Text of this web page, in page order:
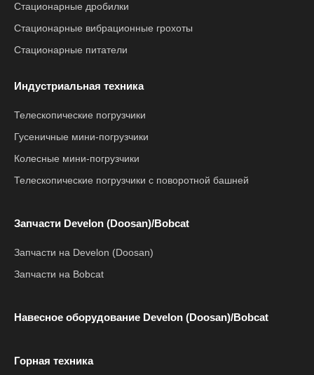
Стационарные дробилки
Стационарные вибрационные грохоты
Стационарные питатели
Индустриальная техника
Телескопические погрузчики
Гусеничные мини-погрузчики
Колесные мини-погрузчики
Телескопические погрузчики с поворотной башней
Запчасти Develon (Doosan)/Bobcat
Запчасти на Develon (Doosan)
Запчасти на Bobcat
Навесное оборудование Develon (Doosan)/Bobcat
Горная техника